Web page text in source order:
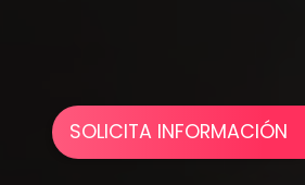
SOLICITA INFORMACIÓN